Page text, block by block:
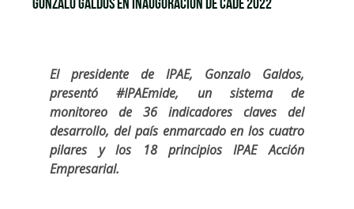
Gonzalo Galdos en inauguración de CADE 2022
El presidente de IPAE, Gonzalo Galdos,
presentó #IPAEmide, un sistema de
monitoreo de 36 indicadores claves del
desarrollo, del país enmarcado en los cuatro
pilares y los 18 principios IPAE Acción
Empresarial.